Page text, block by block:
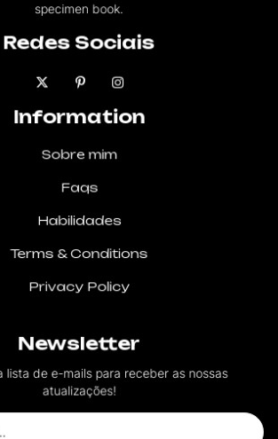
specimen book.
Redes Sociais
Information
Sobre mim
Faqs
Habilidades
Terms & Conditions
Privacy Policy
Newsletter
lista de e-mails para receber as nossas
atualizações!